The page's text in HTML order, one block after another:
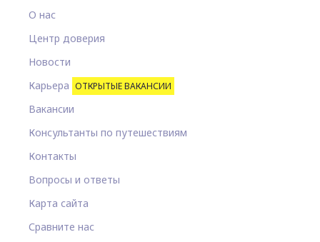
О нас
Центр доверия
Новости
Карьера ОТКРЫТЫЕ ВАКАНСИИ
Вакансии
Консультанты по путешествиям
Контакты
Вопросы и ответы
Карта сайта
Сравните нас